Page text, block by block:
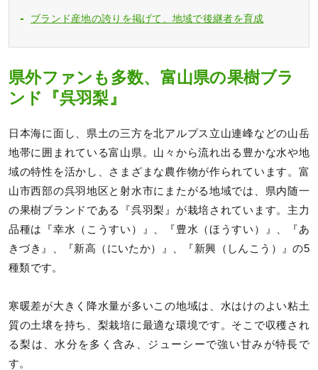
ブランド産地の誇りを掲げて、地域で後継者を育成
県外ファンも多数、富山県の果樹ブラ
ンド『呉羽梨』
日本海に面し、県土の三方を北アルプス立山連峰などの山岳
地帯に囲まれている富山県。山々から流れ出る豊かな水や地
域の特性を活かし、さまざまな農作物が作られています。富
山市西部の呉羽地区と射水市にまたがる地域では、県内随一
の果樹ブランドである『呉羽梨』が栽培されています。主力
品種は『幸水（こうすい）』、『豊水（ほうすい）』、『あ
きづき』、『新高（にいたか）』、『新興（しんこう）』の5
種類です。
寒暖差が大きく降水量が多いこの地域は、水はけのよい粘土
質の土壌を持ち、梨栽培に最適な環境です。そこで収穫され
る梨は、水分を多く含み、ジューシーで強い甘みが特長で
す。